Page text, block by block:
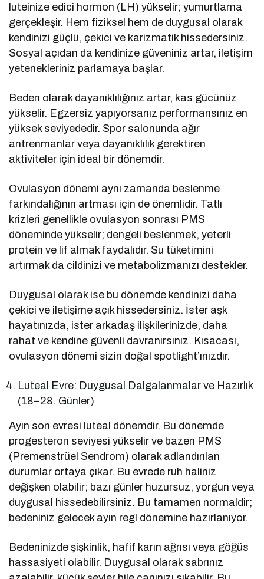
luteinize edici hormon (LH) yükselir; yumurtlama
gerçekleşir. Hem fiziksel hem de duygusal olarak
kendinizi güçlü, çekici ve karizmatik hissedersiniz.
Sosyal açıdan da kendinize güveniniz artar, iletişim
yetenekleriniz parlamaya başlar.
Beden olarak dayanıklılığınız artar, kas gücünüz
yükselir. Egzersiz yapıyorsanız performansınız en
yüksek seviyededir. Spor salonunda ağır
antrenmanlar veya dayanıklılık gerektiren
aktiviteler için ideal bir dönemdir.
Ovulasyon dönemi aynı zamanda beslenme
farkındalığının artması için de önemlidir. Tatlı
krizleri genellikle ovulasyon sonrası PMS
döneminde yükselir; dengeli beslenmek, yeterli
protein ve lif almak faydalıdır. Su tüketimini
artırmak da cildinizi ve metabolizmanızı destekler.
Duygusal olarak ise bu dönemde kendinizi daha
çekici ve iletişime açık hissedersiniz. İster aşk
hayatınızda, ister arkadaş ilişkilerinizde, daha
rahat ve kendine güvenli davranırsınız. Kısacası,
ovulasyon dönemi sizin doğal spotlight’ınızdır.
Luteal Evre: Duygusal Dalgalanmalar ve Hazırlık
(18–28. Günler)
Ayın son evresi luteal dönemdir. Bu dönemde
progesteron seviyesi yükselir ve bazen PMS
(Premenstrüel Sendrom) olarak adlandırılan
durumlar ortaya çıkar. Bu evrede ruh haliniz
değişken olabilir; bazı günler huzursuz, yorgun veya
duygusal hissedebilirsiniz. Bu tamamen normaldir;
bedeniniz gelecek ayın regl dönemine hazırlanıyor.
Bedeninizde şişkinlik, hafif karın ağrısı veya göğüs
hassasiyeti olabilir. Duygusal olarak sabrınız